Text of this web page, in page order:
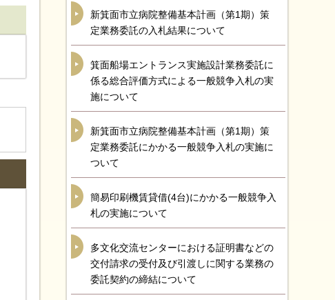
新箕面市立病院整備基本計画（第1期）策
定業務委託の入札結果について
箕面船場エントランス実施設計業務委託に
係る総合評価方式による一般競争入札の実
施について
新箕面市立病院整備基本計画（第1期）策
定業務委託にかかる一般競争入札の実施に
ついて
簡易印刷機賃貸借(4台)にかかる一般競争入
札の実施について
多文化交流センターにおける証明書などの
交付請求の受付及び引渡しに関する業務の
委託契約の締結について